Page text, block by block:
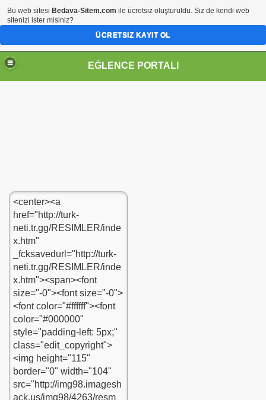
EĞLENCE PORTALI
Bu web sitesi Bedava-Sitem.com ile ücretsiz oluşturuldu. Siz de kendi web
sitenizi ister misiniz?
ÜCRETSIZ KAYIT OL